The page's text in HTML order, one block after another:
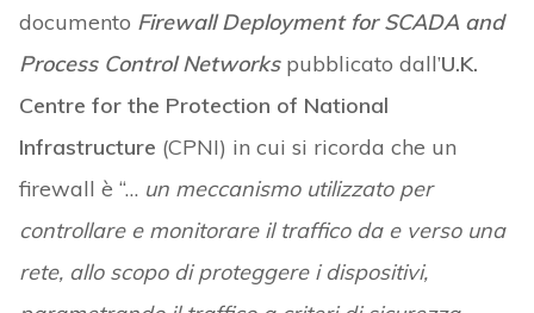
documento Firewall Deployment for SCADA and
Process Control Networkspubblicato dall’U.K.
Centre for the Protection of National
Infrastructure (CPNI) in cui si ricorda che un
firewall è “… un meccanismo utilizzato per
controllare e monitorare il traffico da e verso una
rete, allo scopo di proteggere i dispositivi,